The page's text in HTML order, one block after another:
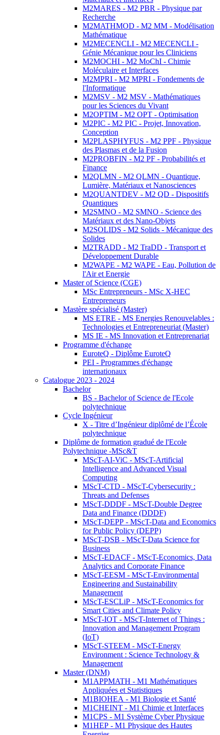
M2MARES - M2 PBR - Physique par
Recherche
M2MATHMOD - M2 MM - Modélisation
Mathématique
M2MECENCLI - M2 MECENCLI -
Génie Mécanique pour les Cliniciens
M2MOCHI - M2 MoChI - Chimie
Moléculaire et Interfaces
M2MPRI - M2 MPRI - Fondements de
l'Informatique
M2MSV - M2 MSV - Mathématiques
pour les Sciences du Vivant
M2OPTIM - M2 OPT - Optimisation
M2PIC - M2 PIC - Projet, Innovation,
Conception
M2PLASPHYFUS - M2 PPF - Physique
des Plasmas et de la Fusion
M2PROBFIN - M2 PF - Probabilités et
Finance
M2QLMN - M2 QLMN - Quantique,
Lumière, Matériaux et Nanosciences
M2QUANTDEV - M2 QD - Dispositifs
Quantiques
M2SMNO - M2 SMNO - Science des
Matériaux et des Nano-Objets
M2SOLIDS - M2 Solids - Mécanique des
Solides
M2TRADD - M2 TraDD - Transport et
Développement Durable
M2WAPE - M2 WAPE - Eau, Pollution de
l'Air et Energie
Master of Science (CGE)
MSc Entrepreneurs - MSc X-HEC
Entrepreneurs
Mastère spécialisé (Master)
MS ETRE - MS Energies Renouvelables :
Technologies et Entrepreneuriat (Master)
MS IE - MS Innovation et Entreprenariat
Programme d'échange
EuroteQ - Diplôme EuroteQ
PEI - Programmes d'échange
internationaux
Catalogue 2023 - 2024
Bachelor
BS - Bachelor of Science de l'Ecole
polytechnique
Cycle Ingénieur
X - Titre d’Ingénieur diplômé de l’École
polytechnique
Diplôme de formation gradué de l'Ecole
Polytechnique -MSc&T
MScT-AI-ViC - MScT-Artificial
Intelligence and Advanced Visual
Computing
MScT-CTD - MScT-Cybersecurity :
Threats and Defenses
MScT-DDDF - MScT-Double Degree
Data and Finance (DDDF)
MScT-DEPP - MScT-Data and Economics
for Public Policy (DEPP)
MScT-DSB - MScT-Data Science for
Business
MScT-EDACF - MScT-Economics, Data
Analytics and Corporate Finance
MScT-EESM - MScT-Environmental
Engineering and Sustainability
Management
MScT-ESCLiP - MScT-Economics for
Smart Cities and Climate Policy
MScT-IOT - MScT-Internet of Things :
Innovation and Management Program
(IoT)
MScT-STEEM - MScT-Energy
Environment : Science Technology &
Management
Master (DNM)
M1APPMATH - M1 Mathématiques
Appliquées et Statistiques
M1BIOHEA - M1 Biologie et Santé
M1CHEINT - M1 Chimie et Interfaces
M1CPS - M1 Système Cyber Physique
M1HEP - M1 Physique des Hautes